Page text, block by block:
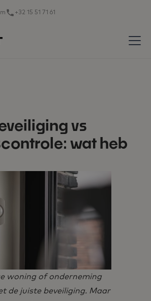
+32 15 51 71 61
vs
wat heb
woning of onderneming
de juiste beveiliging. Maar